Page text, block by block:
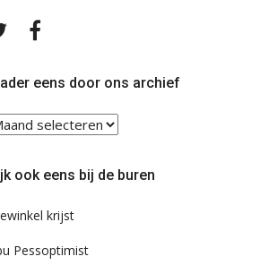
Volg
TwitterFacebook
eens door ons archief
ook eens bij de buren
krijst
Pessoptimist